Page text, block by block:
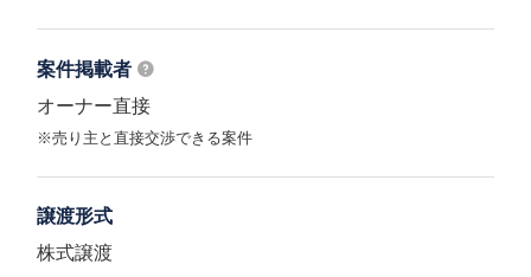
案件掲載者
オーナー直接
※売り主と直接交渉できる案件
譲渡形式
株式譲渡